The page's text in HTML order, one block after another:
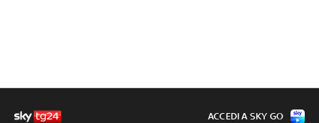
ACCEDI A SKY GO